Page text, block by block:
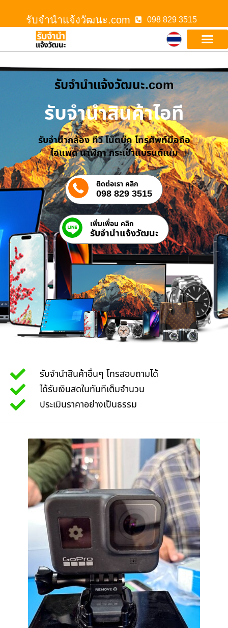
รับจํานําแจ้งวัฒนะ.com 098 829 3515
รับจํานําแจ้งวัฒนะ.com
รับจำนำสินค้าไอที
รับจำนำกล้อง ทีวี โน๊ตบุ๊ค โทรศัพท์มือถือ
ไอแพด นาฬิกา กระเป๋าแบรนด์เนม
ติดต่อเรา คลิก
098 829 3515
เพิ่มเพื่อน คลิก
รับจํานําแจ้งวัฒนะ
รับจำนำสินค้าอื่นๆ โทรสอบถามได้
ได้รับเงินสดในทันทีเต็มจำนวน
ประเมินราคาอย่างเป็นธรรม